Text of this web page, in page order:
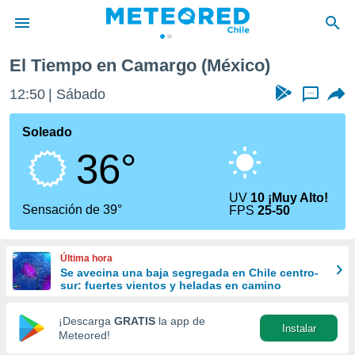
de
por
que se
calidad.
a este
las
y
forma
digital
basada
El Tiempo en Camargo (México)
12:50 Sábado ...
Soleado
36°
Sensación de 39°
UV 10 ¡Muy Alto!
FPS25-50
Última hora
Se avecina una baja segregada en Chile centro-
sur: fuertes vientos y heladas en camino
¡Descarga GRATIS la app de
Meteored!
Instalar